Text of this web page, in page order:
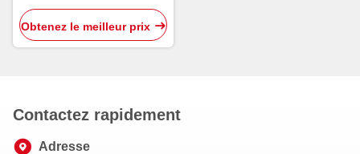
de signalisation OEM ODM
Obtenez le meilleur prix
Contactez rapidement
Adresse